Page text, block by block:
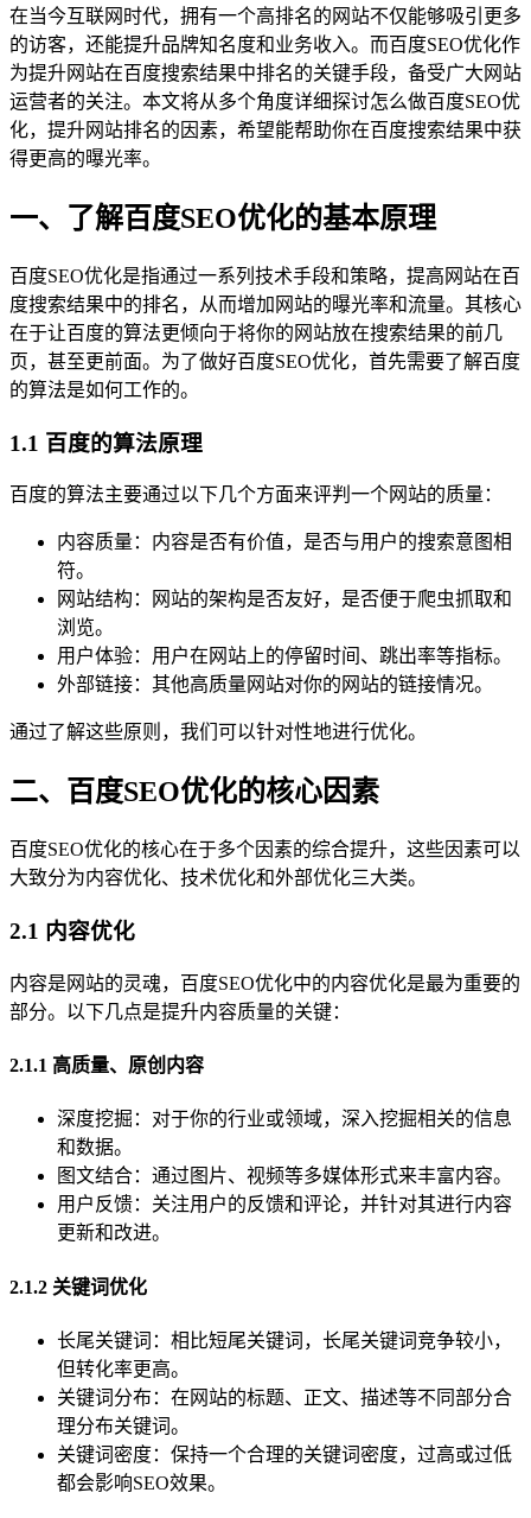
在当今互联网时代，拥有一个高排名的网站不仅能够吸引更多
的访客，还能提升品牌知名度和业务收入。而百度SEO优化作
为提升网站在百度搜索结果中排名的关键手段，备受广大网站
运营者的关注。本文将从多个角度详细探讨怎么做百度SEO优
化，提升网站排名的因素，希望能帮助你在百度搜索结果中获
得更高的曝光率。
一、了解百度SEO优化的基本原理
百度SEO优化是指通过一系列技术手段和策略，提高网站在百
度搜索结果中的排名，从而增加网站的曝光率和流量。其核心
在于让百度的算法更倾向于将你的网站放在搜索结果的前几
页，甚至更前面。为了做好百度SEO优化，首先需要了解百度
的算法是如何工作的。
1.1 百度的算法原理
百度的算法主要通过以下几个方面来评判一个网站的质量：
内容质量：内容是否有价值，是否与用户的搜索意图相
符。
网站结构：网站的架构是否友好，是否便于爬虫抓取和
浏览。
用户体验：用户在网站上的停留时间、跳出率等指标。
外部链接：其他高质量网站对你的网站的链接情况。
通过了解这些原则，我们可以针对性地进行优化。
二、百度SEO优化的核心因素
百度SEO优化的核心在于多个因素的综合提升，这些因素可以
大致分为内容优化、技术优化和外部优化三大类。
2.1 内容优化
内容是网站的灵魂，百度SEO优化中的内容优化是最为重要的
部分。以下几点是提升内容质量的关键：
2.1.1 高质量、原创内容
深度挖掘：对于你的行业或领域，深入挖掘相关的信息
和数据。
图文结合：通过图片、视频等多媒体形式来丰富内容。
用户反馈：关注用户的反馈和评论，并针对其进行内容
更新和改进。
2.1.2 关键词优化
长尾关键词：相比短尾关键词，长尾关键词竞争较小，
但转化率更高。
关键词分布：在网站的标题、正文、描述等不同部分合
理分布关键词。
关键词密度：保持一个合理的关键词密度，过高或过低
都会影响SEO效果。